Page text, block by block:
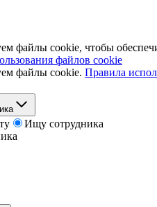
файлы cookie, чтобы
файлов cookie
файлы cookie. Правила
Ищу сотрудника